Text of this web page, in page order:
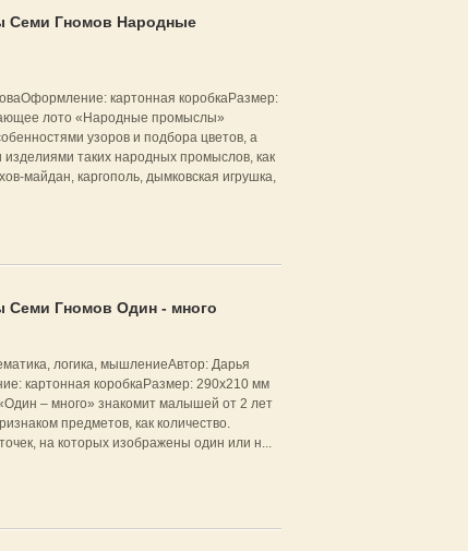
Семи Гномов Народные
картонная коробкаРазмер:
лото «Народные промыслы»
узоров и подбора цветов, а
таких народных промыслов, как
майдан, каргополь, дымковская игрушка,
Семи Гномов Один - много
логика, мышлениеАвтор: Дарья
картонная коробкаРазмер: 290x210 мм
– много» знакомит малышей от 2 лет
предметов, как количество.
на которых изображены один или н...